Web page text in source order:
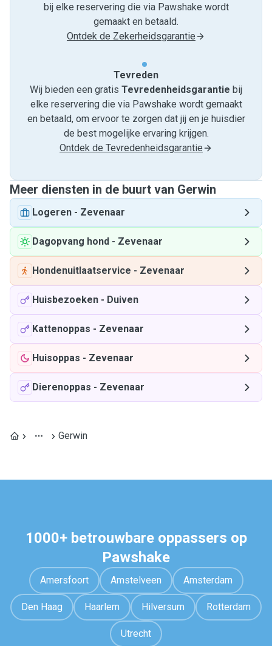
bij elke reservering die via Pawshake wordt
gemaakt en betaald.
Ontdek de Zekerheidsgarantie
Tevreden
Wij bieden een gratis Tevredenheids­garantie bij
elke reservering die via Pawshake wordt gemaakt
en betaald, om ervoor te zorgen dat jij en je huisdier
de best mogelijke ervaring krijgen.
Ontdek de Tevredenheidsgarantie
Meer diensten in de buurt van Gerwin
Logeren - Zevenaar
Dagopvang hond - Zevenaar
Hondenuitlaatservice - Zevenaar
Huisbezoeken - Duiven
Kattenoppas - Zevenaar
Huisoppas - Zevenaar
Dierenoppas - Zevenaar
Gerwin
1000+ betrouwbare oppassers op
Pawshake
Amersfoort Amstelveen Amsterdam
Den Haag Haarlem Hilversum Rotterdam
Utrecht